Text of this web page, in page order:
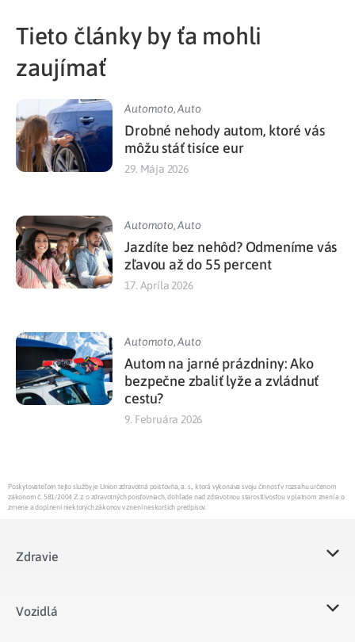
Tieto články by ťa mohli
zaujímať
Automoto,Auto
Drobné nehody autom, ktoré vás
môžu stáť tisíce eur
29. Mája 2026
Automoto,Auto
Jazdíte bez nehôd? Odmeníme vás
zľavou až do 55 percent
17. Apríla 2026
Automoto,Auto
Autom na jarné prázdniny: Ako
bezpečne zbaliť lyže a zvládnuť
cestu?
9. Februára 2026
Poskytovateľom tejto služby je Union zdravotná poisťovňa, a. s., ktorá vykonáva svoju činnosť v rozsahu určenom
zákonom č. 581/2004 Z.z. o zdravotných poisťovniach, dohľade nad zdravotnou starostlivosťou v platnom znení a o
zmene a doplnení niektorých zákonov v znení neskorších predpisov.
Zdravie
Vozidlá​